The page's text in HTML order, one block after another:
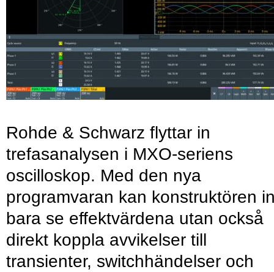
Rohde & Schwarz flyttar in
trefasanalysen i MXO-seriens
oscilloskop. Med den nya
programvaran kan konstruktören
bara se effektvärdena utan också
direkt koppla avvikelser till
transienter, switchhändelser och